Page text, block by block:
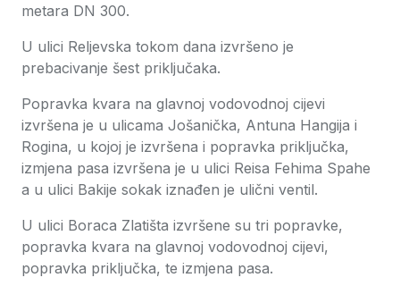
metara DN 300.
U ulici Reljevska tokom dana izvršeno je
prebacivanje šest priključaka.
Popravka kvara na glavnoj vodovodnoj cijevi
izvršena je u ulicama Jošanička, Antuna Hangija i
Rogina, u kojoj je izvršena i popravka priključka,
izmjena pasa izvršena je u ulici Reisa Fehima Spahe
a u ulici Bakije sokak iznađen je ulični ventil.
U ulici Boraca Zlatišta izvršene su tri popravke,
popravka kvara na glavnoj vodovodnoj cijevi,
popravka priključka, te izmjena pasa.